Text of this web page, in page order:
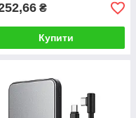
₴
Купити